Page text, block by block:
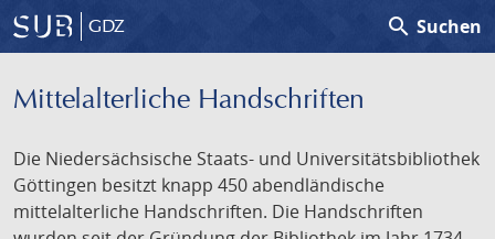
GDZ search Suchen
Mittelalterliche Handschriften
Die Niedersächsische Staats- und Universitätsbibliothek
Göttingen besitzt knapp 450 abendländische
mittelalterliche Handschriften. Die Handschriften